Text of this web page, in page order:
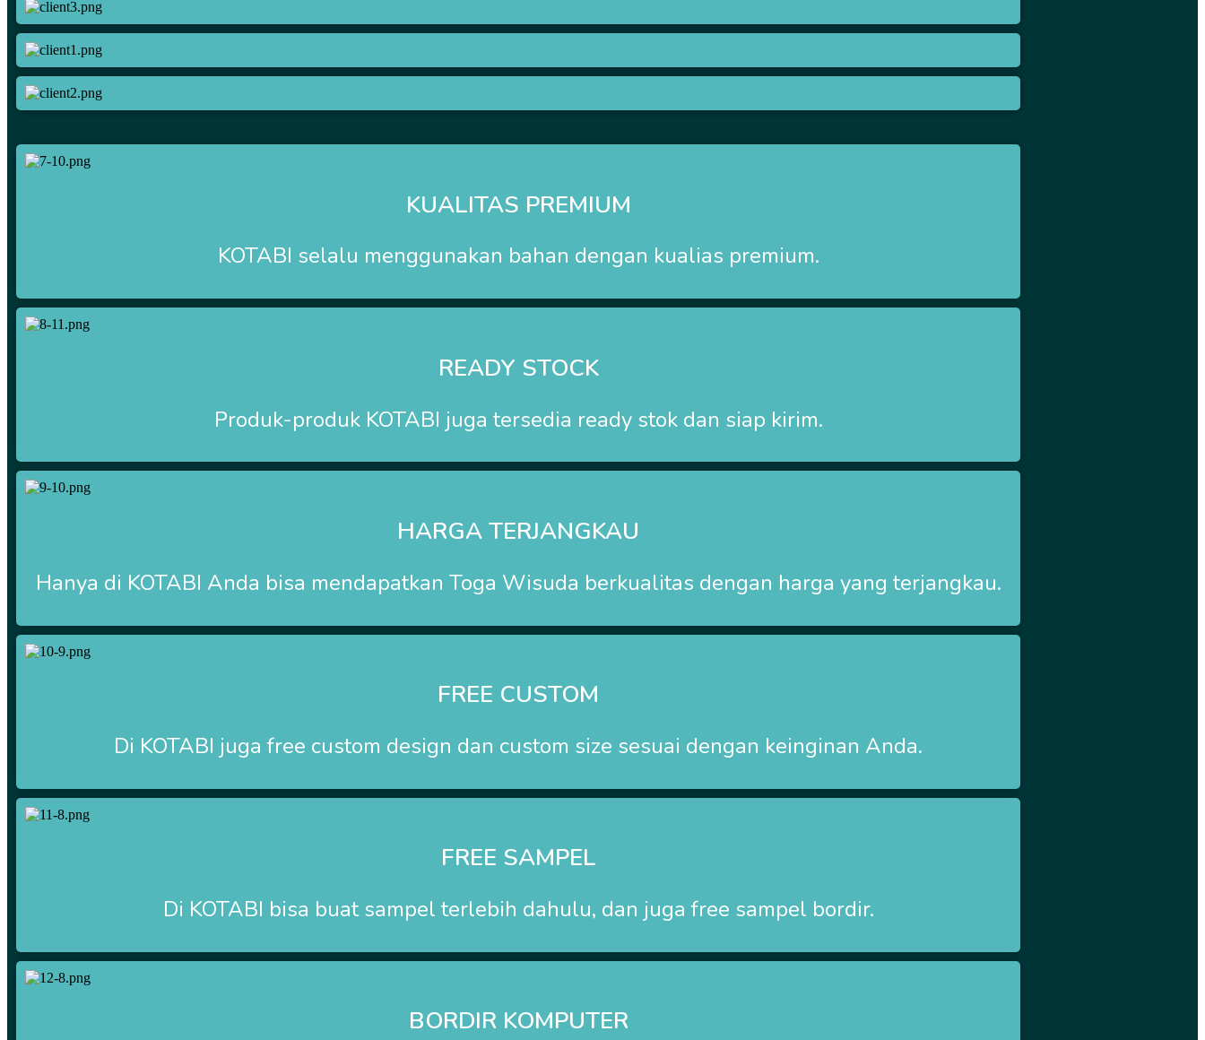
KUALITAS PREMIUM
KOTABI selalu menggunakan bahan dengan kualias premium.
READY STOCK
Produk-produk KOTABI juga tersedia ready stok dan siap kirim.
HARGA TERJANGKAU
Hanya di KOTABI Anda bisa mendapatkan Toga Wisuda berkualitas dengan harga yang terjangkau.
FREE CUSTOM
Di KOTABI juga free custom design dan custom size sesuai dengan keinginan Anda.
FREE SAMPEL
Di KOTABI bisa buat sampel terlebih dahulu, dan juga free sampel bordir.
BORDIR KOMPUTER